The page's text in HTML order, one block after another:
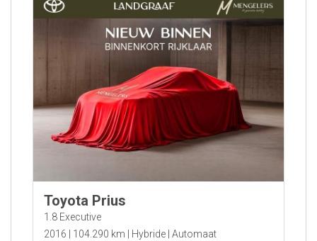
Toyota Prius
1.8 Executive
2016
104.290 km Hybride Automaat